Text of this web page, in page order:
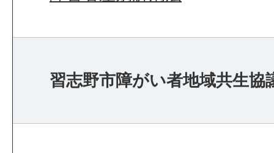
習志野市障がい者地域共生協